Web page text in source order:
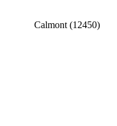
Calmont (12450)